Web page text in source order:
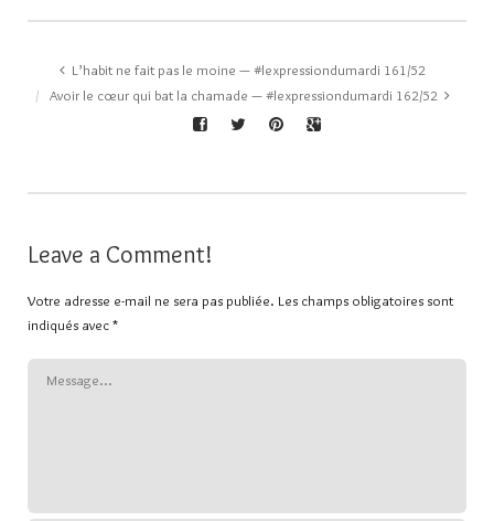
L’habit ne fait pas le moine — #lexpressiondumardi 161/52
Avoir le cœur qui bat la chamade — #lexpressiondumardi 162/52
Leave a Comment!
Votre adresse e-mail ne sera pas publiée. Les champs obligatoires sont
indiqués avec*